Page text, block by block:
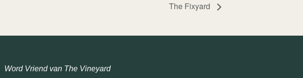
The Fixyard
Word Vriend van The Vineyard